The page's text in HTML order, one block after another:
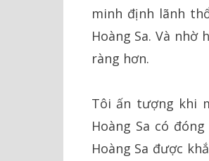
minh định lãnh
Hoàng Sa. Và
ràng hơn.
Tôi ấn tượng khi
Hoàng Sa có
Hoàng Sa được